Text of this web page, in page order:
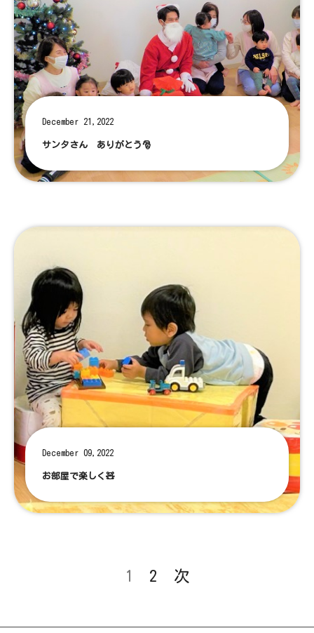
December 21,2022
サンタさん ありがとう🎅
December 09,2022
お部屋で楽しく🧸
1 2 次